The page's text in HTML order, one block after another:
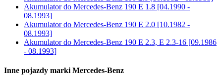
Akumulator do Mercedes-Benz 190 E 1.8 [04.1990 -
08.1993]
Akumulator do Mercedes-Benz 190 E 2.0 [10.1982 -
08.1993]
Akumulator do Mercedes-Benz 190 E 2.3, E 2.3-16 [09.1986
- 08.1993]
Inne pojazdy marki Mercedes-Benz